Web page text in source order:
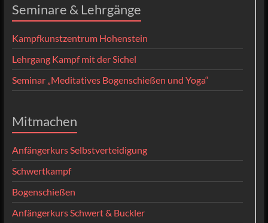
Seminare & Lehrgänge
Kampfkunstzentrum Hohenstein
Lehrgang Kampf mit der Sichel
Seminar „Meditatives Bogenschießen und Yoga“
Mitmachen
Anfängerkurs Selbstverteidigung
Schwertkampf
Bogenschießen
Anfängerkurs Schwert & Buckler